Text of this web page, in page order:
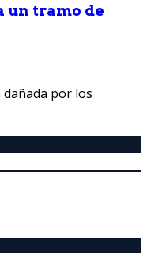
un tramo de
por los